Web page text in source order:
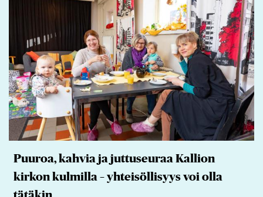
Puuroa, kahvia ja juttuseuraa Kallion
kirkon kulmilla – yhteisöllisyys voi olla